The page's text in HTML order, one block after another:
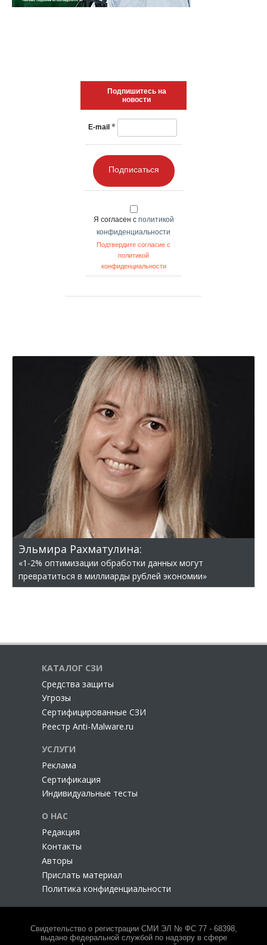
Подпишитесь на
новости
E-mail *
Подписаться
Я согласен с политикой
конфиденциальности
Подтвердите согласие с
политикой
конфиденциальности
Эльмира Рахматулина:
«1-2% оптимизации обработки данных могут
превратиться в миллиарды рублей экономии»
КАТАЛОГ СЗИ
Cредства защиты
Угрозы
Сертифицированные СЗИ
Реестр Anti-Malware.ru
УСЛУГИ
Реклама
Сертификация
Индивидуальные тесты
О НАС
Редакция
Контакты
Авторы
Прислать материал
Политика конфиденциальности
Свидетельство о регистрации СМИ ЭЛ № ФС 77 - 68398,
выдано федеральной службой по надзору в сфере